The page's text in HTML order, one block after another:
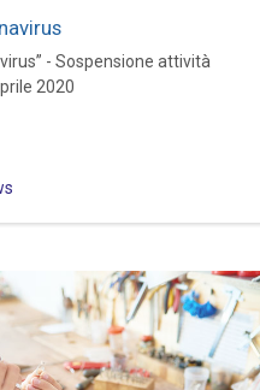
- Sospensione attività
2020